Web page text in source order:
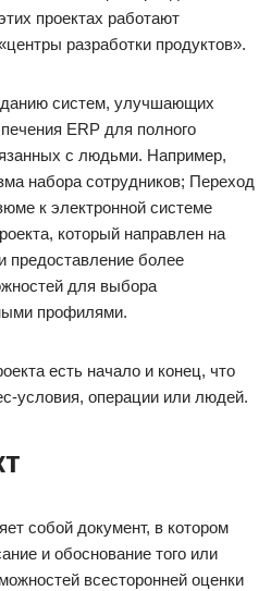
проектах работают
разработки продуктов».
систем, улучшающих
ERP для полного
с людьми. Например,
набора сотрудников; Переход
к электронной системе
который направлен на
предоставление более
для выбора
профилями.
есть начало и конец, что
условия, операции или людей.
собой документ, в котором
и обоснование того или
всесторонней оценки